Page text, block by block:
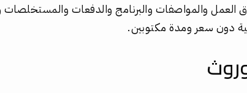
العمل والمواصفات والبرنامج والدفعات والمستخلصات
دون سعر ومدة مكتوبين.